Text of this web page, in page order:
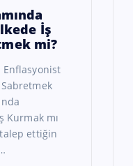
İş
mi?
Enflasyonist
Kurmak mı
talep ettiğin